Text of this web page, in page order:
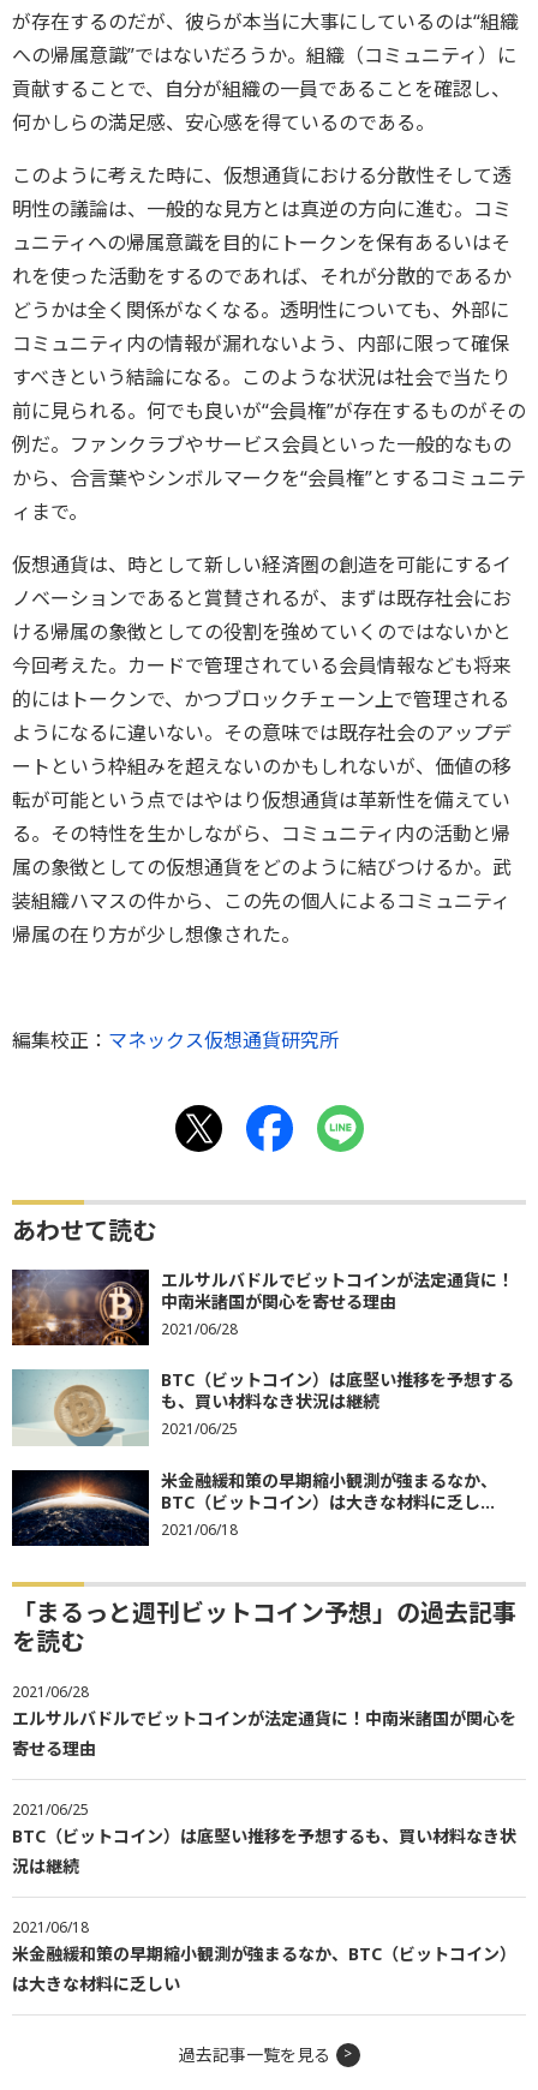
が存在するのだが、彼らが本当に大事にしているのは“組織
への帰属意識”ではないだろうか。組織（コミュニティ）に
貢献することで、自分が組織の一員であることを確認し、
何かしらの満足感、安心感を得ているのである。
このように考えた時に、仮想通貨における分散性そして透
明性の議論は、一般的な見方とは真逆の方向に進む。コミ
ュニティへの帰属意識を目的にトークンを保有あるいはそ
れを使った活動をするのであれば、それが分散的であるか
どうかは全く関係がなくなる。透明性についても、外部に
コミュニティ内の情報が漏れないよう、内部に限って確保
すべきという結論になる。このような状況は社会で当たり
前に見られる。何でも良いが“会員権”が存在するものがその
例だ。ファンクラブやサービス会員といった一般的なもの
から、合言葉やシンボルマークを“会員権”とするコミュニテ
ィまで。
仮想通貨は、時として新しい経済圏の創造を可能にするイ
ノベーションであると賞賛されるが、まずは既存社会にお
ける帰属の象徴としての役割を強めていくのではないかと
今回考えた。カードで管理されている会員情報なども将来
的にはトークンで、かつブロックチェーン上で管理される
ようになるに違いない。その意味では既存社会のアップデ
ートという枠組みを超えないのかもしれないが、価値の移
転が可能という点ではやはり仮想通貨は革新性を備えてい
る。その特性を生かしながら、コミュニティ内の活動と帰
属の象徴としての仮想通貨をどのように結びつけるか。武
装組織ハマスの件から、この先の個人によるコミュニティ
帰属の在り方が少し想像された。
編集校正： マネックス仮想通貨研究所
あわせて読む
エルサルバドルでビットコインが法定通貨に！
中南米諸国が関心を寄せる理由
2021/06/28
BTC（ビットコイン）は底堅い推移を予想する
も、買い材料なき状況は継続
2021/06/25
米金融緩和策の早期縮小観測が強まるなか、
BTC（ビットコイン）は大きな材料に乏し...
2021/06/18
「まるっと週刊ビットコイン予想」の過去記事
を読む
2021/06/28
エルサルバドルでビットコインが法定通貨に！中南米諸国が関心を
寄せる理由
2021/06/25
BTC（ビットコイン）は底堅い推移を予想するも、買い材料なき状
況は継続
2021/06/18
米金融緩和策の早期縮小観測が強まるなか、BTC（ビットコイン）
は大きな材料に乏しい
過去記事一覧を見る